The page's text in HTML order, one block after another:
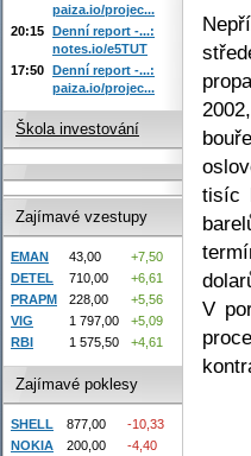
tisíc
V
paiza.io/projec...
20:15 Denní report -...:
notes.io/e5TUT
17:50 Denní report -...:
paiza.io/projec...
Škola investování
Zajímavé vzestupy
EMAN 43,00
+7,50
DETEL
710,00
+6,61
PRAPM
228,00
+5,56
VIG
1 797,00
+5,09
RBI
1 575,50 +4,61
Zajímavé poklesy
SHELL 877,00
-10,33
NOKIA
200,00
-4,40